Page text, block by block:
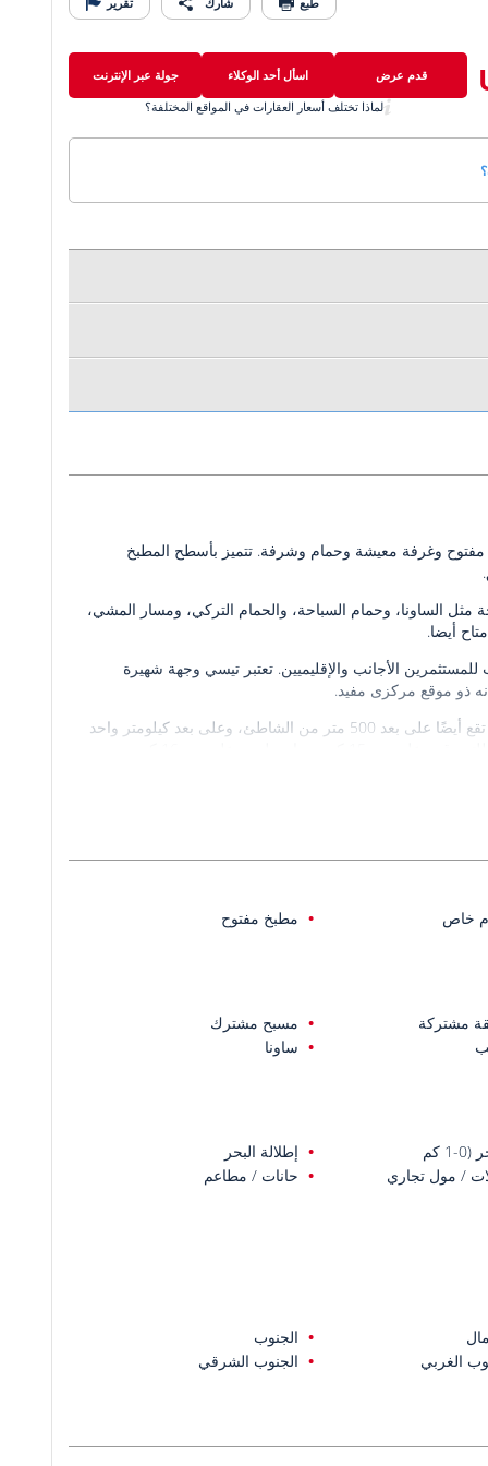
قدم عرض اسأل أحد الوكلاء
جولة عبر الإنترنت
لماذا تختلف أسعار العقارات في المواقع المختلفة؟
وغرفة معيشة وحمام وشرفة. تتميز بأسطح المطبخ
بوسائل الراحة مثل الساونا، وحمام السباحة، والحمام التركي، ومسار المشي،
أيضا.
الأجانب والإقليميين. تعتبر تيسي وجهة شهيرة
ذو موقع مركزى مفيد.
تقع على مسافة قريبة من البحر والسوق والمدرسة. تقع أيضًا على بعد 500 متر من الشاطئ، وعلى بعد كيلومتر واحد
خاص مطبخ مفتوح
مشتركة
مسبح مشترك
ساونا
1 كم
إطلالة البحر
/ مول تجاري
حانات / مطاعم
الجنوب
الغربي
الجنوب الشرقي